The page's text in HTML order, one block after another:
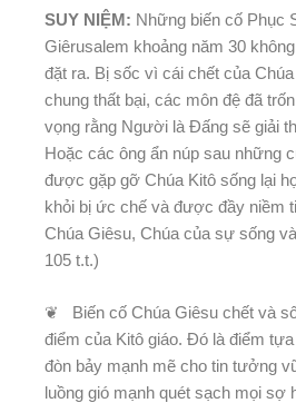
SUY NIỆM: Những biến cố Phục
Giêrusalem khoảng năm 30
đặt ra. Bị sốc vì cái chết của
chung thất bại, các môn đệ đã
vọng rằng Người là Đấng sẽ giải
Hoặc các ông ẩn núp sau những
được gặp gỡ Chúa Kitô sống lại
khỏi bị ức chế và được đầy niềm
Chúa Giêsu, Chúa của sự sống
105 t.t.)
❦ Biến cố Chúa Giêsu chết và
điểm của Kitô giáo. Đó là điểm
đòn bảy mạnh mẽ cho tin tưởng
luồng gió mạnh quét sạch mọi sợ